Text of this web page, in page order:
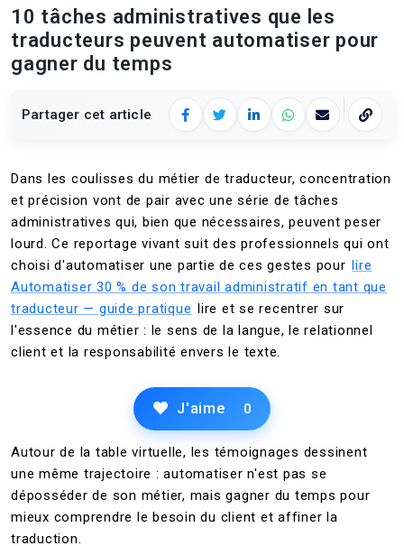
10 tâches administratives que les
traducteurs peuvent automatiser pour
gagner du temps
Partager cet article
Facebook
TwitterLinkedInWhatsApp
E‑mail
Dans les coulisses du métier de traducteur, concentration
et précision vont de pair avec une série de tâches
administratives qui, bien que nécessaires, peuvent peser
lourd. Ce reportage vivant suit des professionnels qui ont
choisi d'automatiser une partie de ces gestes pour lire
Automatiser 30 % de son travail administratif en tant que
traducteur — guide pratique lire et se recentrer sur
l'essence du métier : le sens de la langue, le relationnel
client et la responsabilité envers le texte.
J'aime 0
Autour de la table virtuelle, les témoignages dessinent
une même trajectoire : automatiser n'est pas se
déposséder de son métier, mais gagner du temps pour
mieux comprendre le besoin du client et affiner la
traduction.